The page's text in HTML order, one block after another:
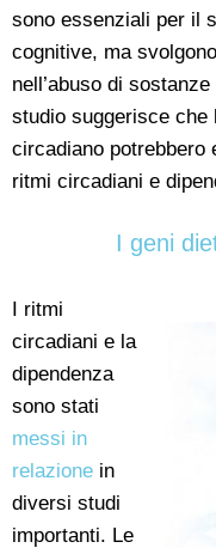
sono essenziali per il
cognitive, ma
nell’abuso di
studio suggerisce che
circadiano potrebbero
ritmi circadiani e
I geni
I ritmi
circadiani e la
dipendenza
sono stati
messi in
relazione in
diversi studi
importanti. Le